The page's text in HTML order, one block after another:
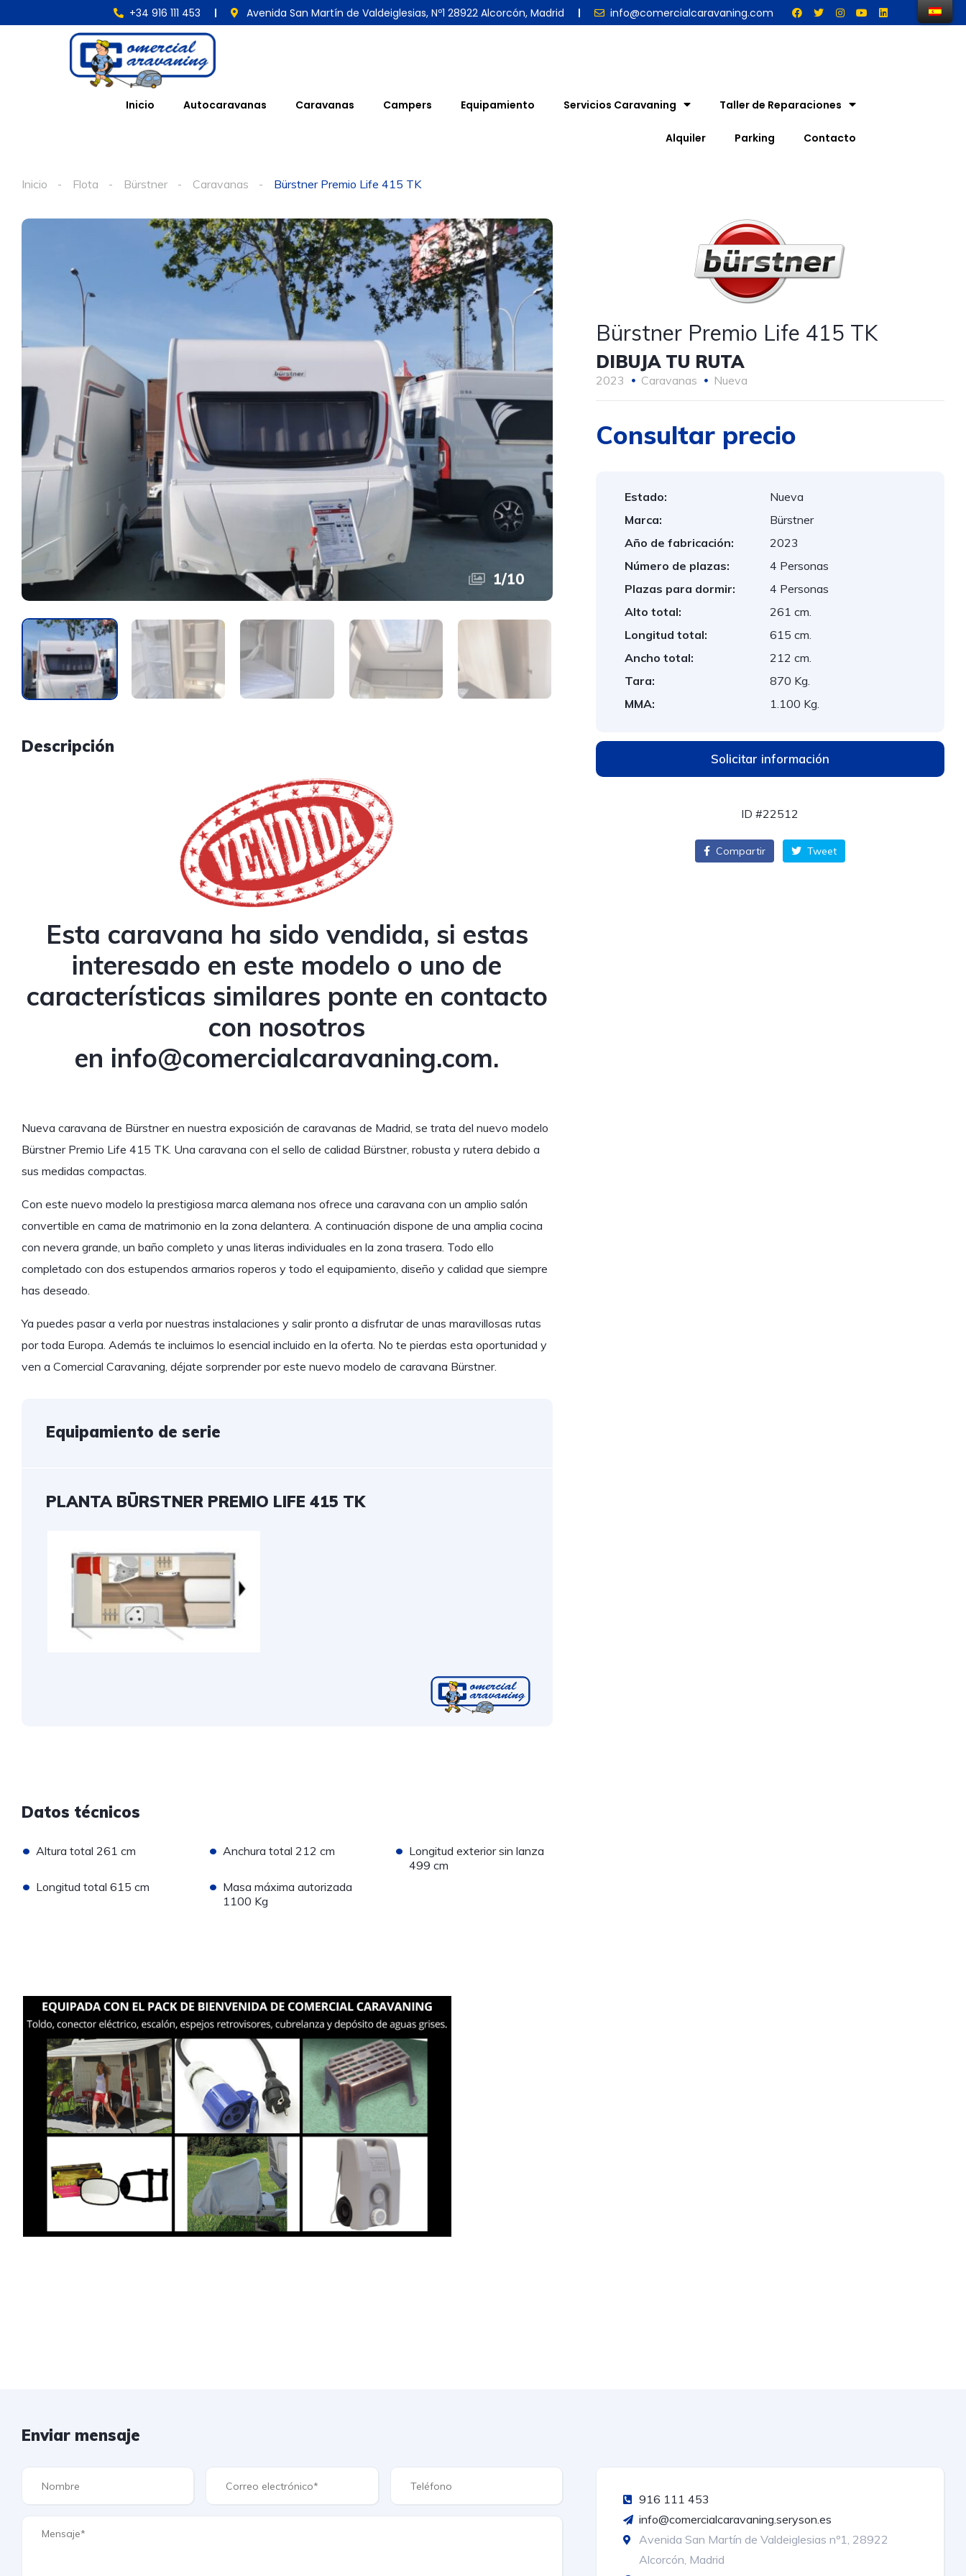
+34 916 111 453 Avenida San Martín de Valdeiglesias, Nº1 28922 Alcorcón, Madrid info@comercialcaravaning.com
Inicio Autocaravanas Caravanas Campers Equipamiento Servicios Caravaning Taller de Reparaciones
Alquiler Parking Contacto
Inicio Flota Bürstner Caravanas Bürstner Premio Life 415 TK
1/10
Descripción
Esta caravana ha sido vendida, si estas
interesado en este modelo o uno de
características similares ponte en contacto
con nosotros
en info@comercialcaravaning.com.
Nueva caravana de Bürstner en nuestra exposición de caravanas de Madrid, se trata del nuevo modelo
Bürstner Premio Life 415 TK. Una caravana con el sello de calidad Bürstner, robusta y rutera debido a
sus medidas compactas.
Con este nuevo modelo la prestigiosa marca alemana nos ofrece una caravana con un amplio salón
convertible en cama de matrimonio en la zona delantera. A continuación dispone de una amplia cocina
con nevera grande, un baño completo y unas literas individuales en la zona trasera. Todo ello
completado con dos estupendos armarios roperos y todo el equipamiento, diseño y calidad que siempre
has deseado.
Ya puedes pasar a verla por nuestras instalaciones y salir pronto a disfrutar de unas maravillosas rutas
por toda Europa. Además te incluimos lo esencial incluido en la oferta. No te pierdas esta oportunidad y
ven a Comercial Caravaning, déjate sorprender por este nuevo modelo de caravana Bürstner.
Equipamiento de serie
PLANTA BÜRSTNER PREMIO LIFE 415 TK
Datos técnicos
• Altura total 261 cm • Anchura total 212 cm • Longitud exterior sin lanza
499 cm
• Longitud total 615 cm • Masa máxima autorizada
1100 Kg
Bürstner Premio Life 415 TK
DIBUJA TU RUTA
2023 Caravanas Nueva
Consultar precio
Estado:
Nueva
Marca:
Bürstner
Año de fabricación:
2023
Número de plazas:
4 Personas
Plazas para dormir:
4 Personas
Alto total:
261 cm.
Longitud total:
615 cm.
Ancho total:
212 cm.
Tara:
870 Kg.
MMA:
1.100 Kg.
Solicitar información
ID #22512
Compartir Tweet
Enviar mensaje
916 111 453
info@comercialcaravaning.seryson.es
Avenida San Martín de Valdeiglesias nº1, 28922
Alcorcón, Madrid